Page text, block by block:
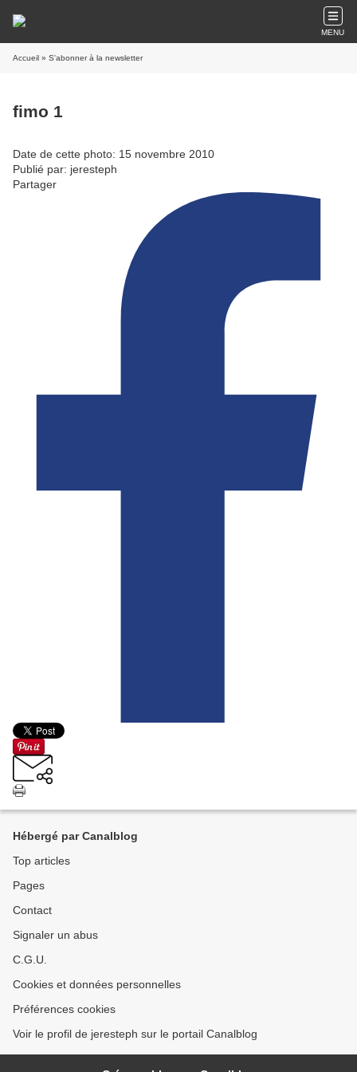
MENU
Accueil » S'abonner à la newsletter
fimo 1
Date de cette photo: 15 novembre 2010
Publié par: jeresteph
Partager
Hébergé par Canalblog
Top articles
Pages
Contact
Signaler un abus
C.G.U.
Cookies et données personnelles
Préférences cookies
Voir le profil de jeresteph sur le portail Canalblog